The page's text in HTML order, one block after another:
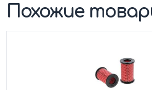
Похожие